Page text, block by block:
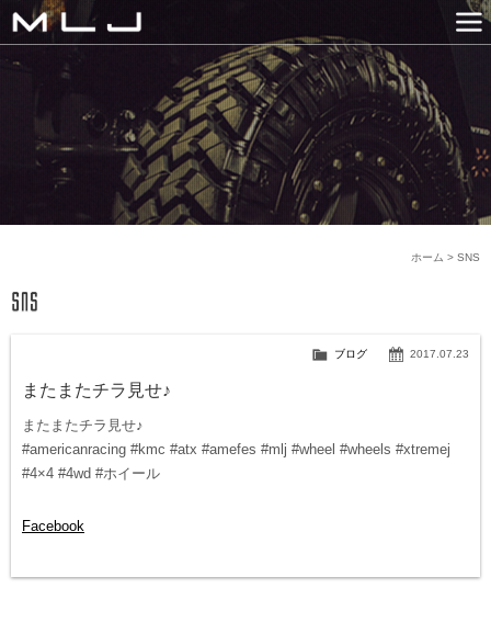
MLJ / Lexani(レクサーニ
GALLERY
SNS
NEWS
COMPANY
HISTORY
CONTACT US
LINK
SNS
ホーム >
2017.07.23
ブログ
またまたチラ見せ♪
またまたチラ見せ♪
#americanracing #kmc #atx #amefes #mlj #wheel #wheels #xtremej
#4×4 #4wd #ホイール
Facebook